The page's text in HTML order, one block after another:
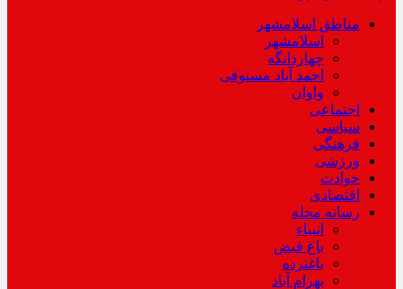
مناطق اسلامشهر
اسلامشهر
چهاردانگه
احمد آباد مستوفی
واوان
اجتماعی
سیاسی
فرهنگی
ورزشی
حوادث
اقتصادی
رسانه محله
انبیاء
باغ فیض
باغنرده
بهرام آباد